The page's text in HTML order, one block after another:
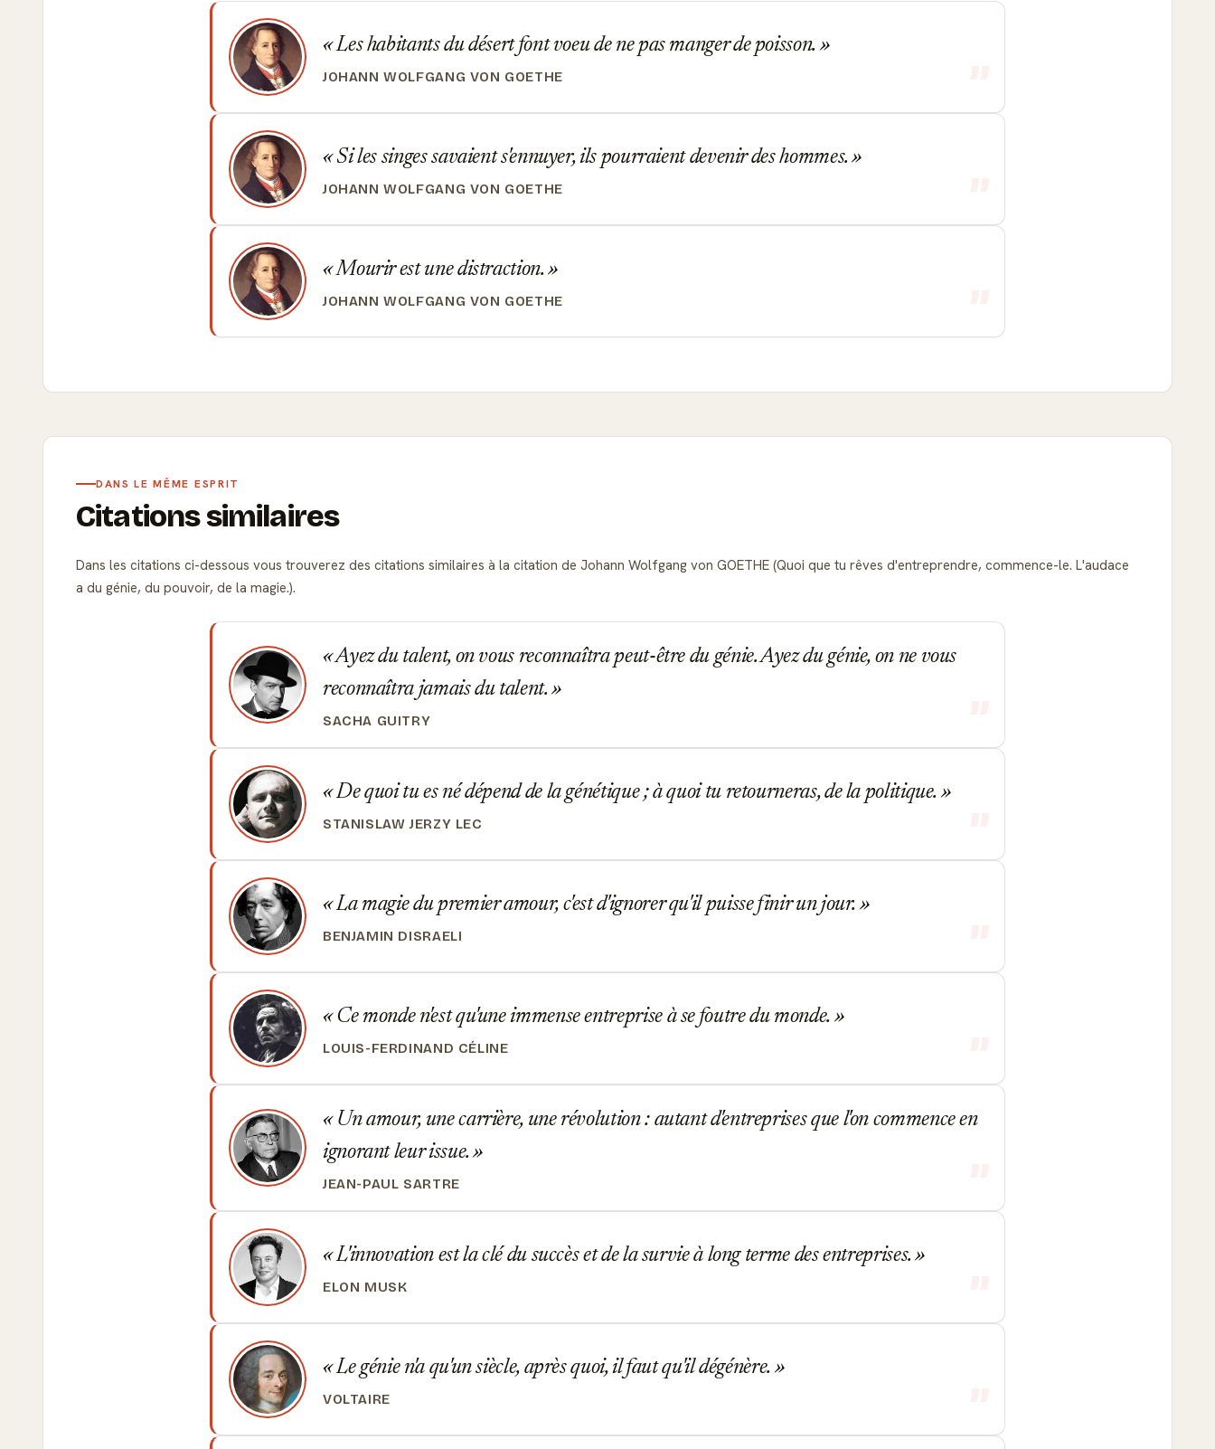
Les habitants du désert font voeu de ne pas manger de poisson.
JOHANN WOLFGANG VON GOETHE
Si les singes savaient s'ennuyer, ils pourraient devenir des hommes.
JOHANN WOLFGANG VON GOETHE
Mourir est une distraction.
JOHANN WOLFGANG VON GOETHE
DANS LE MÊME ESPRIT
Citations similaires
Dans les citations ci-dessous vous trouverez des citations similaires à la citation de Johann Wolfgang von GOETHE (Quoi que tu rêves d'entreprendre, commence-le. L'audace
a du génie, du pouvoir, de la magie.).
Ayez du talent, on vous reconnaîtra peut-être du génie. Ayez du génie, on ne vous
reconnaîtra jamais du talent.
SACHA GUITRY
De quoi tu es né dépend de la génétique ; à quoi tu retourneras, de la politique.
STANISLAW JERZY LEC
La magie du premier amour, c'est d'ignorer qu'il puisse finir un jour.
BENJAMIN DISRAELI
Ce monde n'est qu'une immense entreprise à se foutre du monde.
LOUIS-FERDINAND CÉLINE
Un amour, une carrière, une révolution : autant d'entreprises que l'on commence en
ignorant leur issue.
JEAN-PAUL SARTRE
L'innovation est la clé du succès et de la survie à long terme des entreprises.
ELON MUSK
Le génie n'a qu'un siècle, après quoi, il faut qu'il dégénère.
VOLTAIRE